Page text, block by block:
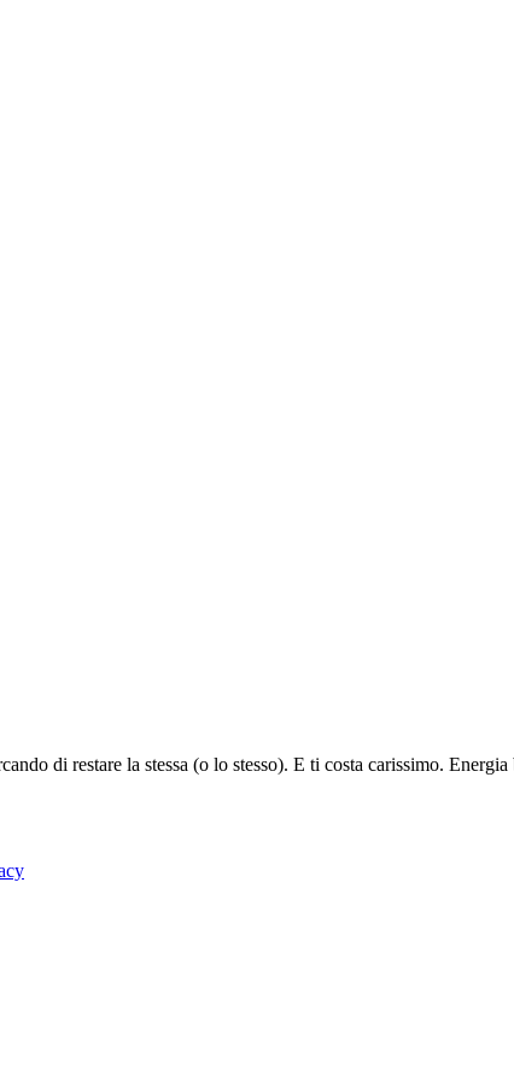
di restare la stessa (o lo stesso). E ti costa carissimo. Energia